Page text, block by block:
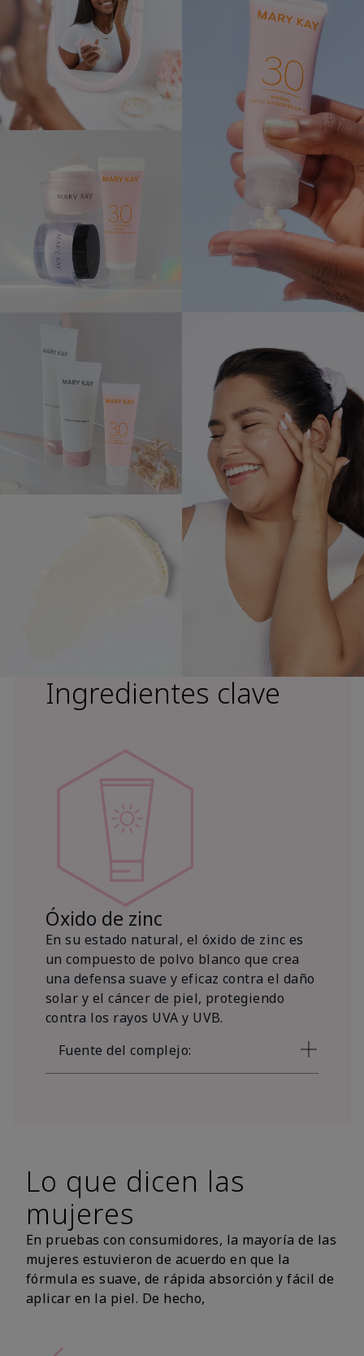
Ingredientes clave
Óxido de zinc
En su estado natural, el óxido de zinc es
un compuesto de polvo blanco que crea
una defensa suave y eficaz contra el daño
solar y el cáncer de piel, protegiendo
contra los rayos UVA y UVB.
Fuente del complejo:
Lo que dicen las
mujeres
En pruebas con consumidores, la mayoría de las
mujeres estuvieron de acuerdo en que la
fórmula es suave, de rápida absorción y fácil de
aplicar en la piel. De hecho,